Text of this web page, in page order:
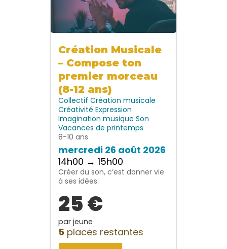
Création Musicale
– Compose ton
premier morceau
(8-12 ans)
Collectif Création musicale
Créativité Expression
Imagination musique Son
Vacances de printemps
8-10 ans
mercredi 26 août 2026
14h00 → 15h00
Créer du son, c’est donner vie
à ses idées.
25 €
par jeune
5 places restantes